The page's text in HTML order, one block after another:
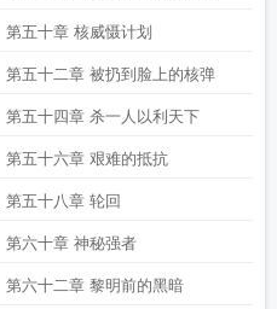
第五十章 核威慑计划
第五十二章 被扔到脸上的核弹
第五十四章 杀一人以利天下
第五十六章 艰难的抵抗
第五十八章 轮回
第六十章 神秘强者
第六十二章 黎明前的黑暗